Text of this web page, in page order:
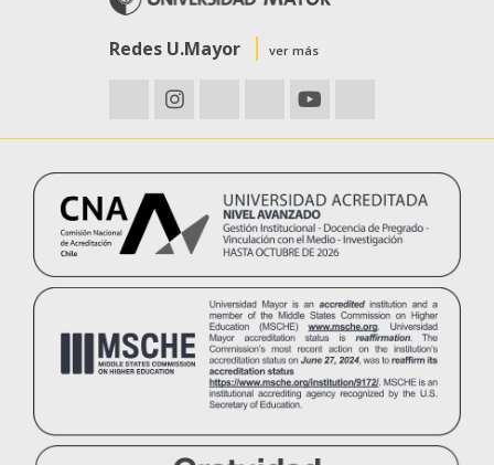
Redes U.Mayor ver más